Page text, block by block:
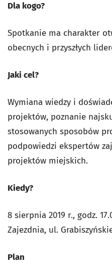
Dla kogo?
Spotkanie ma charakter
obecnych i przyszłych
Jaki cel?
Wymiana wiedzy i
projektów, poznanie
stosowanych sposobów
podpowiedzi ekspertów
projektów miejskich.
Kiedy?
8 sierpnia 2019 r., godz.
Zajezdnia, ul.
Plan